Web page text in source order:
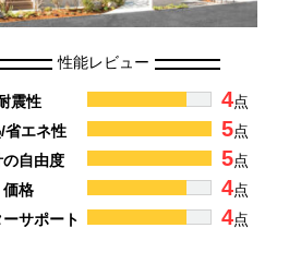
性能レビュー
震性 4点
省エネ性
5点
の自由度
5点
価格
4点
サポート
4点